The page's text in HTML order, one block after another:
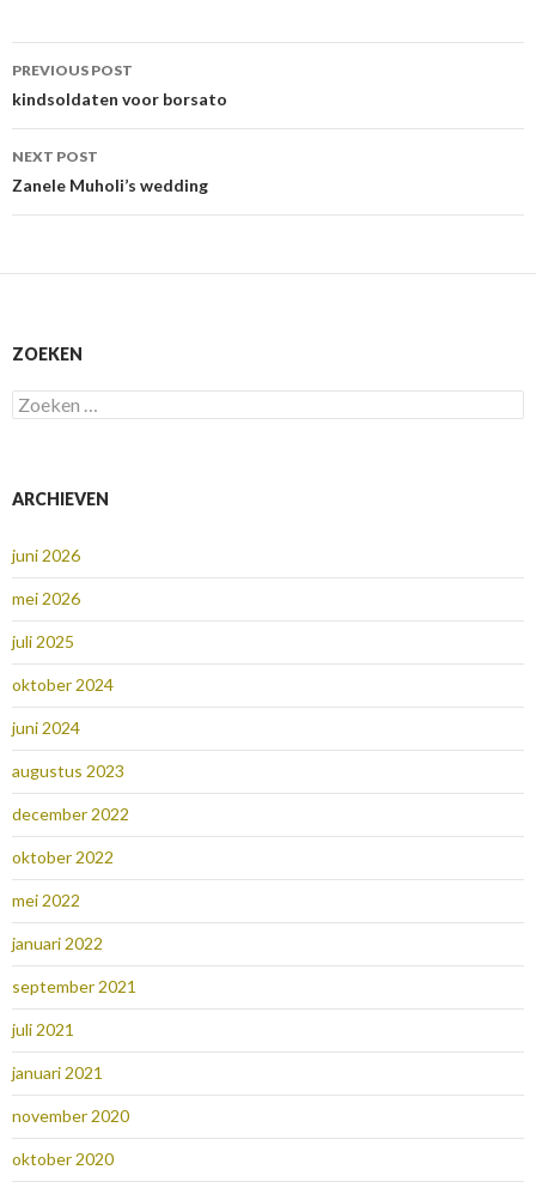
Post
navigation
PREVIOUS POST
kindsoldaten voor borsato
NEXT POST
Zanele Muholi’s wedding
ZOEKEN
Zoeken
naar:
ARCHIEVEN
juni 2026
mei 2026
juli 2025
oktober 2024
juni 2024
augustus 2023
december 2022
oktober 2022
mei 2022
januari 2022
september 2021
juli 2021
januari 2021
november 2020
oktober 2020